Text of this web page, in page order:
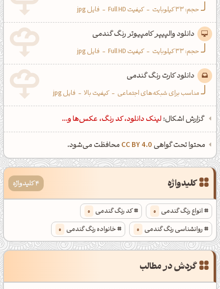
حجم: 33 کیلوبایت - کیفیت Full HD - فایل jpg
دانلود والپیپر کامپیوتر رنگ گندمی
حجم: 33 کیلوبایت - کیفیت Full HD - فایل jpg
دانلود کارت رنگ گندمی
مناسب برای شبکه‌های اجتماعی - کیفیت بالا - فایل jpg
گزارش اشکال: لینک دانلود، کد رنگ، عکس‌ها و...
محتوا تحت گواهیCC BY 4.0 محافظت می‌شود.
کلیدواژه 4 کلیدواژه
انواع رنگ گندمی 0 کد رنگ گندمی 0
روانشناسی رنگ گندمی 0 خانواده رنگ گندمی 0
گردش در مطالب